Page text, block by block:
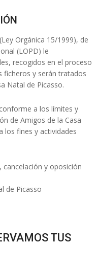
Orgánica 15/1999), de
(LOPD) le
recogidos en el proceso
ficheros y serán tratados
Natal de Picasso.
a los límites y
de Amigos de la Casa
los fines y actividades
y oposición
de Picasso
TUS